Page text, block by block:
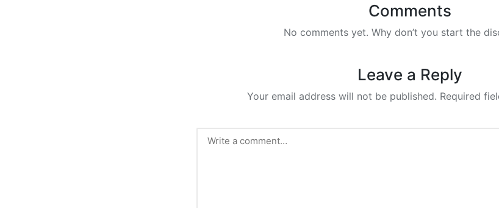
Comments
No comments yet. Why don’t you start the
Leave a Reply
Your email address will not be published. Required